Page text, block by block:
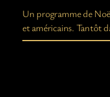
Un programme de
et américains. Tantôt